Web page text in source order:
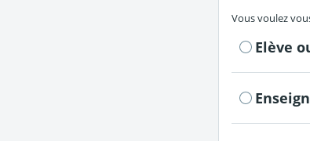
Vous voulez
Elève